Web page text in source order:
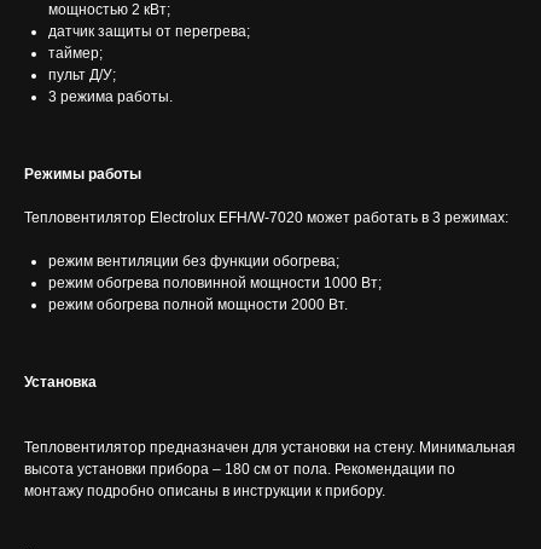
мощностью 2 кВт;
датчик защиты от перегрева;
таймер;
пульт Д/У;
3 режима работы.
Режимы работы
Тепловентилятор Electrolux EFH/W-7020 может работать в 3 режимах:
режим вентиляции без функции обогрева;
режим обогрева половинной мощности 1000 Вт;
режим обогрева полной мощности 2000 Вт.
Установка
Тепловентилятор предназначен для установки на стену. Минимальная
высота установки прибора – 180 см от пола. Рекомендации по
монтажу подробно описаны в инструкции к прибору.